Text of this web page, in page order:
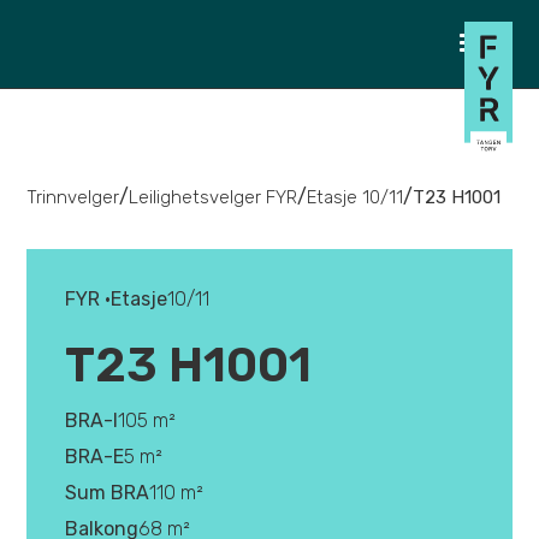
Trinnvelger/Leilighetsvelger FYR/Etasje 10/11/T23 H1001
FYR •Etasje10/11
T23 H1001
BRA-I105 m²
BRA-E5 m²
Sum BRA110 m²
Balkong68 m²